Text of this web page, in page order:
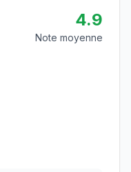
4.9
Note moyenne